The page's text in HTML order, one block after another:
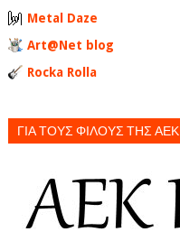
Metal Daze
Art@Net blog
Rocka Rolla
ΓΙΑ ΤΟΥΣ ΦΙΛΟΥΣ ΤΗΣ ΑΕΚ